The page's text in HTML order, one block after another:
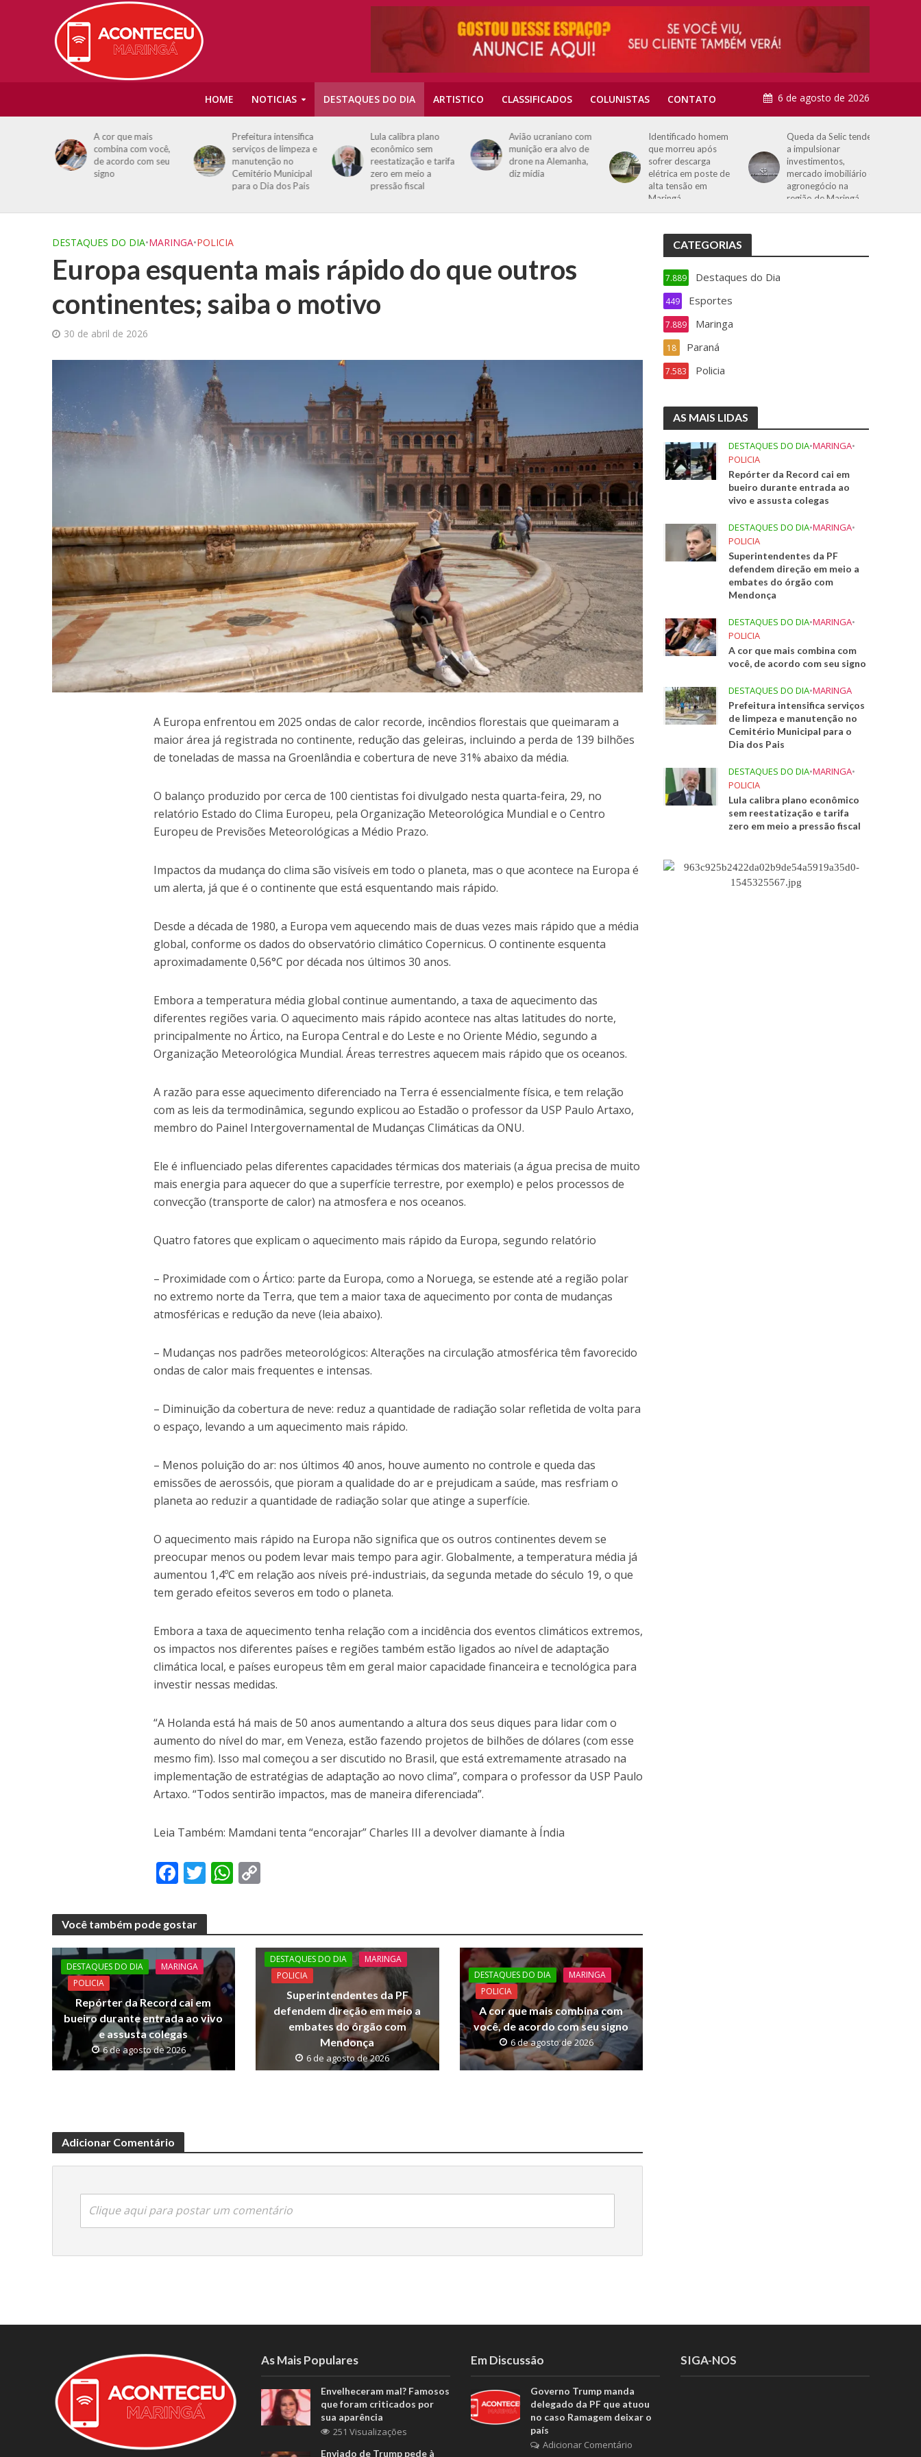
HOME NOTICIAS DESTAQUES DO DIA ARTISTICO CLASSIFICADOS COLUNISTAS CONTATO 6 de agosto de 2026
A cor que mais
combina com você,
de acordo com seu
signo
Prefeitura intensifica
serviços de limpeza e
manutenção no
Cemitério Municipal
para o Dia dos Pais
Lula calibra plano
econômico sem
reestatização e tarifa
zero em meio a
pressão fiscal
Avião ucraniano com
munição era alvo de
drone na Alemanha,
diz mídia
Identificado homem
que morreu após
sofrer descarga
elétrica em poste de
alta tensão em
Maringá
Queda da Selic tende
a impulsionar
investimentos,
mercado imobiliário e
agronegócio na
região de Maringá
DESTAQUES DO DIA•MARINGA•POLICIA
Europa esquenta mais rápido do que outros
continentes; saiba o motivo
30 de abril de 2026
A Europa enfrentou em 2025 ondas de calor recorde, incêndios florestais que queimaram a
maior área já registrada no continente, redução das geleiras, incluindo a perda de 139 bilhões
de toneladas de massa na Groenlândia e cobertura de neve 31% abaixo da média.
O balanço produzido por cerca de 100 cientistas foi divulgado nesta quarta-feira, 29, no
relatório Estado do Clima Europeu, pela Organização Meteorológica Mundial e o Centro
Europeu de Previsões Meteorológicas a Médio Prazo.
Impactos da mudança do clima são visíveis em todo o planeta, mas o que acontece na Europa é
um alerta, já que é o continente que está esquentando mais rápido.
Desde a década de 1980, a Europa vem aquecendo mais de duas vezes mais rápido que a média
global, conforme os dados do observatório climático Copernicus. O continente esquenta
aproximadamente 0,56°C por década nos últimos 30 anos.
Embora a temperatura média global continue aumentando, a taxa de aquecimento das
diferentes regiões varia. O aquecimento mais rápido acontece nas altas latitudes do norte,
principalmente no Ártico, na Europa Central e do Leste e no Oriente Médio, segundo a
Organização Meteorológica Mundial. Áreas terrestres aquecem mais rápido que os oceanos.
A razão para esse aquecimento diferenciado na Terra é essencialmente física, e tem relação
com as leis da termodinâmica, segundo explicou ao Estadão o professor da USP Paulo Artaxo,
membro do Painel Intergovernamental de Mudanças Climáticas da ONU.
Ele é influenciado pelas diferentes capacidades térmicas dos materiais (a água precisa de muito
mais energia para aquecer do que a superfície terrestre, por exemplo) e pelos processos de
convecção (transporte de calor) na atmosfera e nos oceanos.
Quatro fatores que explicam o aquecimento mais rápido da Europa, segundo relatório
– Proximidade com o Ártico: parte da Europa, como a Noruega, se estende até a região polar
no extremo norte da Terra, que tem a maior taxa de aquecimento por conta de mudanças
atmosféricas e redução da neve (leia abaixo).
– Mudanças nos padrões meteorológicos: Alterações na circulação atmosférica têm favorecido
ondas de calor mais frequentes e intensas.
– Diminuição da cobertura de neve: reduz a quantidade de radiação solar refletida de volta para
o espaço, levando a um aquecimento mais rápido.
– Menos poluição do ar: nos últimos 40 anos, houve aumento no controle e queda das
emissões de aerossóis, que pioram a qualidade do ar e prejudicam a saúde, mas resfriam o
planeta ao reduzir a quantidade de radiação solar que atinge a superfície.
O aquecimento mais rápido na Europa não significa que os outros continentes devem se
preocupar menos ou podem levar mais tempo para agir. Globalmente, a temperatura média já
aumentou 1,4ºC em relação aos níveis pré-industriais, da segunda metade do século 19, o que
tem gerado efeitos severos em todo o planeta.
Embora a taxa de aquecimento tenha relação com a incidência dos eventos climáticos extremos,
os impactos nos diferentes países e regiões também estão ligados ao nível de adaptação
climática local, e países europeus têm em geral maior capacidade financeira e tecnológica para
investir nessas medidas.
“A Holanda está há mais de 50 anos aumentando a altura dos seus diques para lidar com o
aumento do nível do mar, em Veneza, estão fazendo projetos de bilhões de dólares (com esse
mesmo fim). Isso mal começou a ser discutido no Brasil, que está extremamente atrasado na
implementação de estratégias de adaptação ao novo clima”, compara o professor da USP Paulo
Artaxo. “Todos sentirão impactos, mas de maneira diferenciada”.
Leia Também: Mamdani tenta “encorajar” Charles III a devolver diamante à Índia
F
e
b
o
o
k
T
itt
er
W
s
A
p
p
y
Li
n
k
Você também pode gostar
DESTAQUES DO DIA
MARINGA
POLICIA
Repórter da Record cai em
bueiro durante entrada ao vivo
e assusta colegas
6 de agosto de 2026
DESTAQUES DO DIA
MARINGA
POLICIA
Superintendentes da PF
defendem direção em meio a
embates do órgão com
Mendonça
6 de agosto de 2026
DESTAQUES DO DIA
MARINGA
POLICIA
A cor que mais combina com
você, de acordo com seu signo
6 de agosto de 2026
Adicionar Comentário
Clique aqui para postar um comentário
CATEGORIAS
Destaques do Dia
7.889
Esportes
449
Maringa
7.889
Paraná
18
Policia
7.583
AS MAIS LIDAS
DESTAQUES DO DIA•MARINGA•
POLICIA
Repórter da Record cai em
bueiro durante entrada ao
vivo e assusta colegas
DESTAQUES DO DIA•MARINGA•
POLICIA
Superintendentes da PF
defendem direção em meio a
embates do órgão com
Mendonça
DESTAQUES DO DIA•MARINGA•
POLICIA
A cor que mais combina com
você, de acordo com seu signo
DESTAQUES DO DIA•MARINGA
Prefeitura intensifica serviços
de limpeza e manutenção no
Cemitério Municipal para o
Dia dos Pais
DESTAQUES DO DIA•MARINGA•
POLICIA
Lula calibra plano econômico
sem reestatização e tarifa
zero em meio a pressão fiscal
As Mais Populares
Envelheceram mal? Famosos
que foram criticados por
sua aparência
251 Visualizações
Enviado de Trump pede à
Em Discussão
Governo Trump manda
delegado da PF que atuou
no caso Ramagem deixar o
país
Adicionar Comentário
SIGA-NOS